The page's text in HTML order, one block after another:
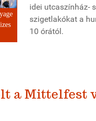
idei utcaszínház-
szigetlakókat a
10 órától.
a Mittelfest